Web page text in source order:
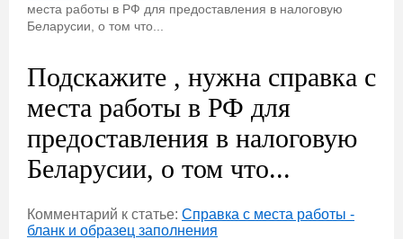
места работы в РФ для предоставления в налоговую
Беларусии, о том что...
Подскажите , нужна справка с
места работы в РФ для
предоставления в налоговую
Беларусии, о том что...
Комментарий к статье: Справка с места работы -
бланк и образец заполнения